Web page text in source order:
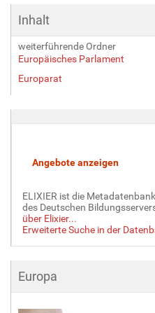
Inhalt
weiterführende Ordner
Europäisches Parlament
Europarat
ELIXIER ist die
des Deutschen
über Elixier...
Erweiterte Suche in der
Europa